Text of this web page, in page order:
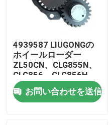
私達について
工場旅行
品質管理
4939587 LIUGONGの
ホイールローダー
ZL50CN、CLG855N、
CLG856、CLG856H
LW500KL掘削機
CLG922LC、CLG925LC
のためのオイルポンプ
お問い合わせを送信